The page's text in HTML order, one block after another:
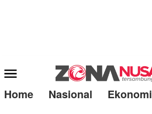
Mobile
Menu
Home Nasional Ekonomi